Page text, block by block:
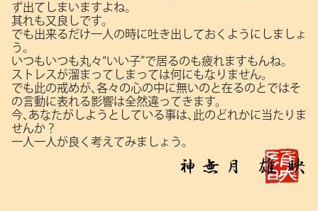
ず出てしまいますよね。
其れも又良しです。
でも出来るだけ一人の時に吐き出しておくようにしましょ
う。
いつもいつも丸々“いい子”で居るのも疲れますもんね。
ストレスが溜まってしまっては何にもなりません。
でも此の戒めが､各々の心の中に無いのと在るのとではそ
の言動に表れる影響は全然違ってきます。
今､あなたがしようとしている事は､此のどれかに当たりま
せんか？
一人一人が良く考えてみましょう。